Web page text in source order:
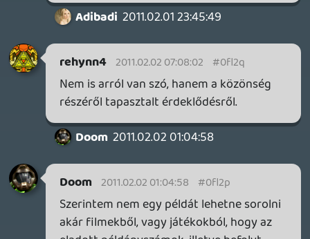
A Kinect pedig, tetszik, nem tetszik,
sikeres, és ez alapjaiban határozhatja meg
nem tűnt irreálisnak, de megint csak a
költségekkel van problémám. Egy
hardcore nextgen bázis kiépítése
mindenkinek iszonyatosan sok pénzébe
lenne, akár nekünk játékosoknak is... És
akkor még nem is tisztázott, merre
haladnak az olyan trendek, mint a 3D,
digitális disztribúció, felhő alapú számítás...
kiírhatja magát a konzolbizniszből. "Casual
360" ide vagy oda.
#0fl2l